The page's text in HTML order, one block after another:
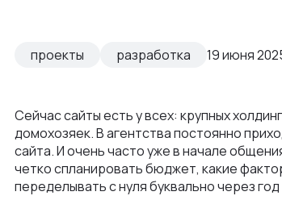
Преимущества
Новости
Политика конфиденциальности
Отзывы
Заказная веб-разработка
Интеграция в вашу команду
UX\UI-дизайн и проектирование
Платформа e-commerce на Laravel
Отрасли
Финансы
Ритейл
Блог
Контакты
+375 (29) 32-78-146
проекты разработка 19 июня
Сейчас сайты есть у всех: крупных
домохозяек. В агентства постоянно
сайта. И очень часто уже в начале
четко спланировать бюджет, какие
переделывать с нуля буквально через год